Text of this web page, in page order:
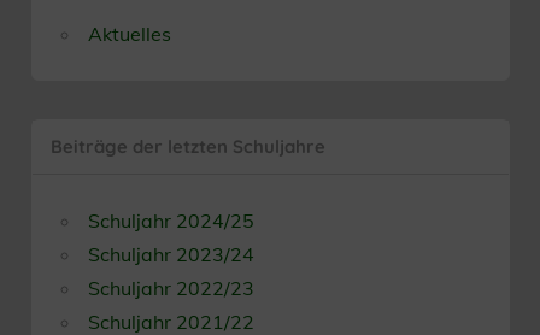
Aktuelles
Beiträge der letzten Schuljahre
Schuljahr 2024/25
Schuljahr 2023/24
Schuljahr 2022/23
Schuljahr 2021/22